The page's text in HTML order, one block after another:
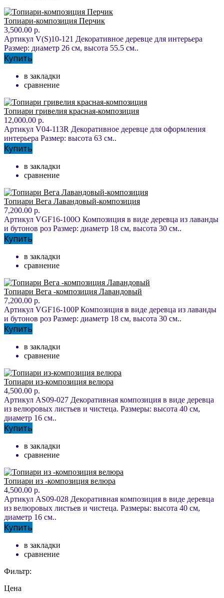
Топиари-композиция Перчик
3,500.00 р.
Артикул V(S)10-121 Декоративное деревце для интерьера
Размер: диаметр 26 см, высота 55.5 см..
Купить
в закладки
сравнение
Топиари гривелия красная-композиция
12,000.00 р.
Артикул V04-113R Декоративное деревце для оформления
интерьера Размер: высота 63 см..
Купить
в закладки
сравнение
Топиари Вега Лавандовый-композиция
7,200.00 р.
Артикул VGF16-100O Композиция в виде деревца из лаванды
и бутонов роз Размер: диаметр 18 см, высота 30 см..
Купить
в закладки
сравнение
Топиари Вега -композиция Лавандовый
7,200.00 р.
Артикул VGF16-100P Композиция в виде деревца из лаванды
и бутонов роз Размер: диаметр 18 см, высота 30 см..
Купить
в закладки
сравнение
Топиари из-композиция велюра
4,500.00 р.
Артикул AS09-027 Декоративная композиция в виде деревца
из велюровых листьев и чистеца. Размеры: высота 40 см,
диаметр 16 см..
Купить
в закладки
сравнение
Топиари из -композиция велюра
4,500.00 р.
Артикул AS09-028 Декоративная композиция в виде деревца
из велюровых листьев и чистеца. Размеры: высота 40 см,
диаметр 16 см..
Купить
в закладки
сравнение
Фильтр:
Цена